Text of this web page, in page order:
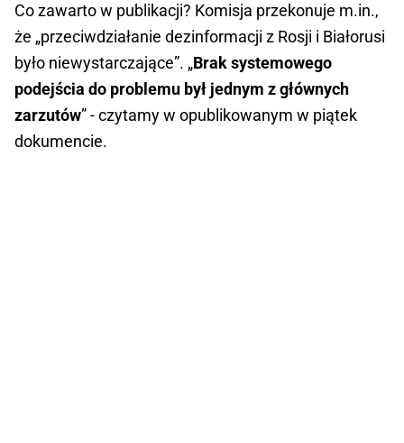
Co zawarto w publikacji? Komisja przekonuje m.in.,
że „przeciwdziałanie dezinformacji z Rosji i Białorusi
było niewystarczające”. „Brak systemowego
podejścia do problemu był jednym z głównych
zarzutów” - czytamy w opublikowanym w piątek
dokumencie.